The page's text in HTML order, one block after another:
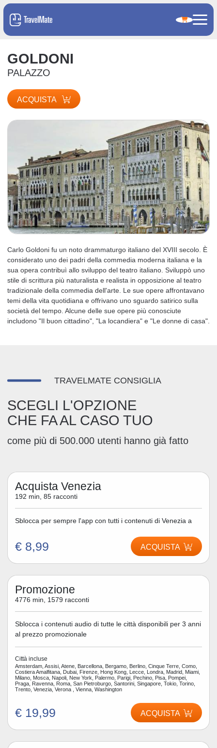
GOLDONI
PALAZZO
ACQUISTA
Carlo Goldoni fu un noto drammaturgo italiano del XVIII secolo. È
considerato uno dei padri della commedia moderna italiana e la
sua opera contribuì allo sviluppo del teatro italiano. Sviluppò uno
stile di scrittura più naturalista e realista in opposizione al teatro
tradizionale della commedia dell'arte. Le sue opere affrontavano
temi della vita quotidiana e offrivano uno sguardo satirico sulla
società del tempo. Alcune delle sue opere più conosciute
includono "Il buon cittadino", "La locandiera" e "Le donne di casa".
TRAVELMATE CONSIGLIA
SCEGLI L'OPZIONE
CHE FA AL CASO TUO
come più di 500.000 utenti hanno già fatto
Acquista Venezia
192 min, 85 racconti
Sblocca per sempre l'app con tutti i contenuti di Venezia a
€ 8,99 ACQUISTA
Promozione
4776 min, 1579 racconti
Sblocca i contenuti audio di tutte le città disponibili per 3 anni
al prezzo promozionale
Città incluse
Amsterdam, Assisi, Atene, Barcellona, Bergamo, Berlino, Cinque Terre, Como,
Costiera Amalfitana, Dubai, Firenze, Hong Kong, Lecce, Londra, Madrid, Miami,
Milano, Mosca, Napoli, New York, Palermo, Parigi, Pechino, Pisa, Pompei,
Praga, Ravenna, Roma, San Pietroburgo, Santorini, Singapore, Tokio, Torino,
Trento, Venezia, Verona , Vienna, Washington
€ 19,99 ACQUISTA